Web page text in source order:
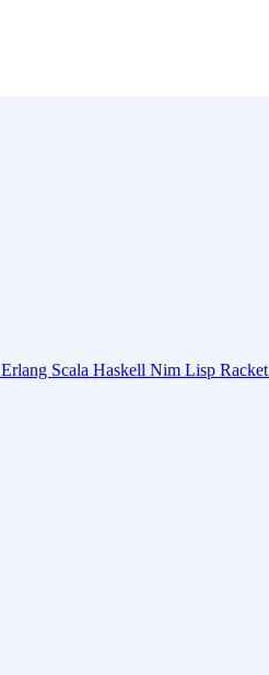
Erlang Scala Haskell Nim Lisp Racket